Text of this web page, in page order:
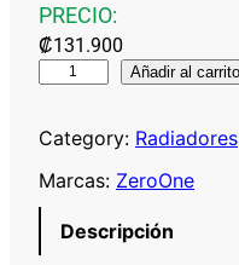
PRECIO:
₡131.900
R
O
Añadir al carrito
Category: Radiadores
Marcas: ZeroOne
Descripción